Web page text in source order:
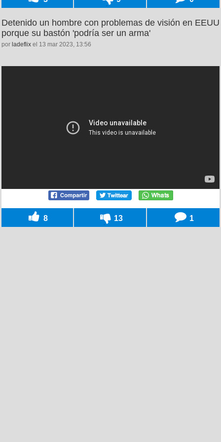
Detenido un hombre con problemas de visión en EEUU
porque su bastón 'podría ser un arma'
por ladeflix el 13 mar 2023, 13:56
8 13 1